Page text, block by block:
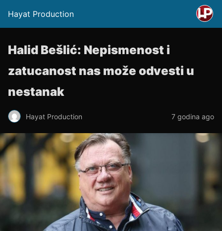
Hayat Production
Halid Bešlić: Nepismenost i
zatucanost nas može odvesti u
nestanak
Hayat Production 7 godina ago